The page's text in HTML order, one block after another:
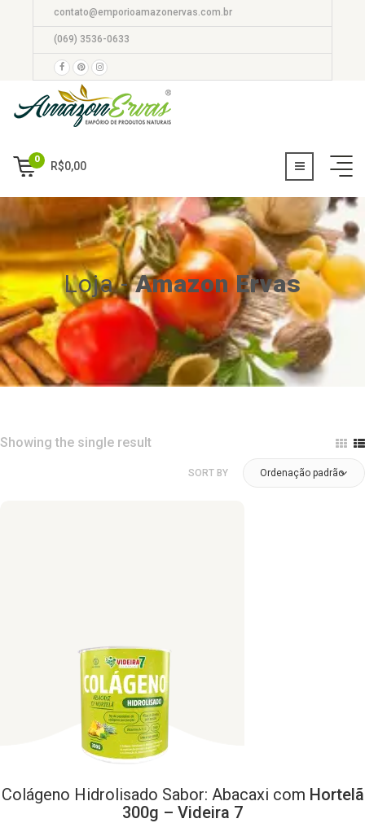
contato@emporioamazonervas.com.br
(069) 3536-0633
0
R$0,00
Loja -Amazon Ervas
Showing the single result
SORT BY Ordenação padrão
Colágeno Hidrolisado Sabor: Abacaxi com Hortelã
300g – Videira 7